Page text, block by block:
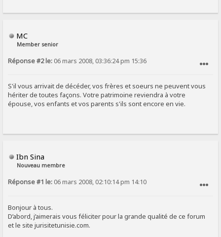
MC
Member senior
Réponse #2 le: 06 mars 2008, 03:36:24 pm 15:36
S'il vous arrivait de décéder, vos frères et soeurs ne peuvent vous
hériter de toutes façons. Votre patrimoine reviendra à votre
épouse, vos enfants et vos parents s'ils sont encore en vie.
Ibn Sina
Nouveau membre
Réponse #1 le: 06 mars 2008, 02:10:14 pm 14:10
Bonjour à tous.
D’abord, j’aimerais vous féliciter pour la grande qualité de ce forum
et le site jurisitetunisie.com.